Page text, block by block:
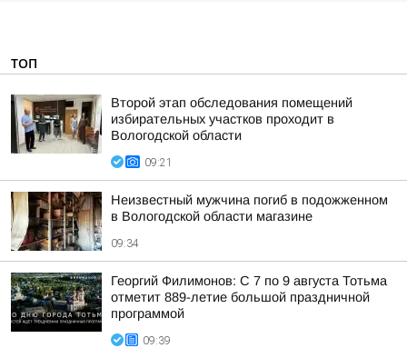
ТОП
Второй этап обследования помещений
избирательных участков проходит в
Вологодской области
09:21
Неизвестный мужчина погиб в подожженном
в Вологодской области магазине
09:34
Георгий Филимонов: С 7 по 9 августа Тотьма
отметит 889-летие большой праздничной
программой
09:39